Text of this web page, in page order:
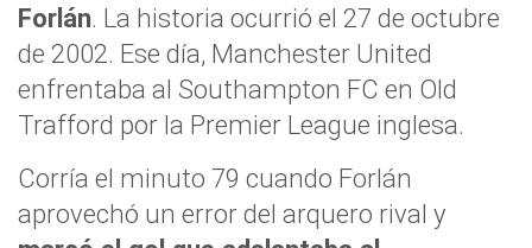
Forlán. La historia ocurrió el 27 de octubre
de 2002. Ese día, Manchester United
enfrentaba al Southampton FC en Old
Trafford por la Premier League inglesa.
Corría el minuto 79 cuando Forlán
aprovechó un error del arquero rival y